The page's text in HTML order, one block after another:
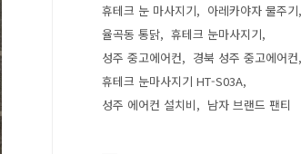
휴테크 눈 마사지기
아레카야자 물주기
율곡동 통닭
휴테크 눈마사지기
성주 중고에어컨
경북 성주 중고에어컨
휴테크 눈마사지기 HT-S03A
성주 에어컨 설치비
남자 브랜드 팬티